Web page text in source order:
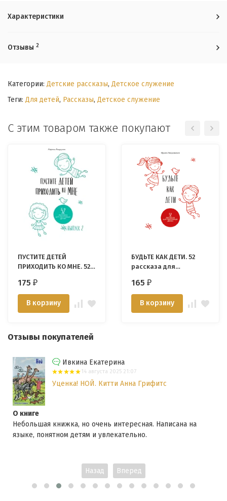
Характеристики
Отзывы 2
Категории: Детские рассказы, Детское служение
Теги: Для детей, Рассказы, Детское служение
С этим товаром также покупают
ПУСТИТЕ ДЕТЕЙ
ПРИХОДИТЬ КО МНЕ. 52
проповеди детям.
Выпуск 2. Ирина
Яворовская
175 ₽
В корзину
БУДЬТЕ КАК ДЕТИ. 52
рассказа для
Ирина Яворовская
165 ₽
В корзину
Отзывы покупателей
Ивкина Екатерина
14 августа 2025 21:07
Уценка! НОЙ. Китти Анна Грифитс
О книге
Небольшая книжка, но очень интересная. Написана на
языке, понятном детям и увлекательно.
Назад Вперед